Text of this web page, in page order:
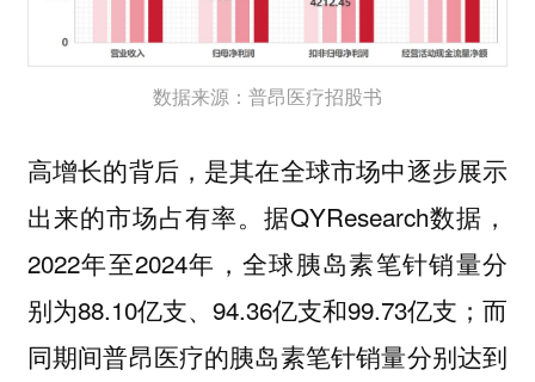
数据来源：普昂医疗招股书
高增长的背后，是其在全球市场中逐步展示
出来的市场占有率。据QYResearch数据，
2022年至2024年，全球胰岛素笔针销量分
别为88.10亿支、94.36亿支和99.73亿支；而
同期间普昂医疗的胰岛素笔针销量分别达到